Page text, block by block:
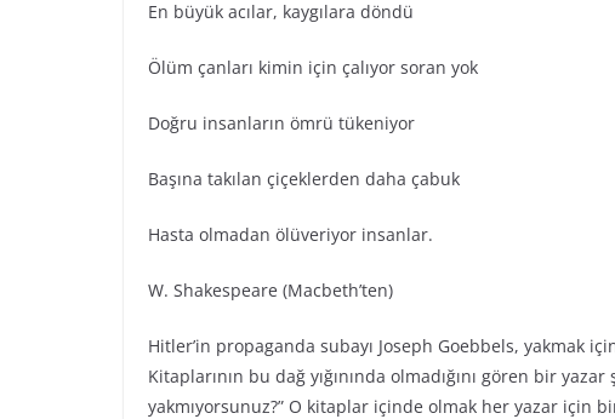
En büyük acılar, kaygılara döndü
Ölüm çanları kimin için çalıyor soran yok
Doğru insanların ömrü tükeniyor
Başına takılan çiçeklerden daha çabuk
Hasta olmadan ölüveriyor insanlar.
W. Shakespeare (Macbeth’ten)
Hitler’in propaganda subayı Joseph Goebbels, yakmak
Kitaplarının bu dağ yığınında olmadığını gören bir
yakmıyorsunuz?” O kitaplar içinde olmak her yazar için